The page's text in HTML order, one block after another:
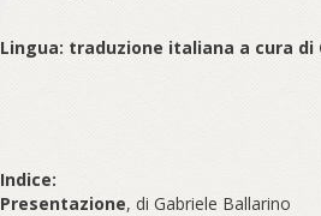
Lingua: traduzione italiana a cura di
Indice:
Presentazione, di Gabriele Ballarino